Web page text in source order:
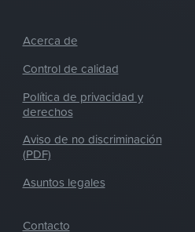
Acerca de
Control de calidad
Política de privacidad y
derechos
Aviso de no discriminación
(PDF)
Asuntos legales
Contacto